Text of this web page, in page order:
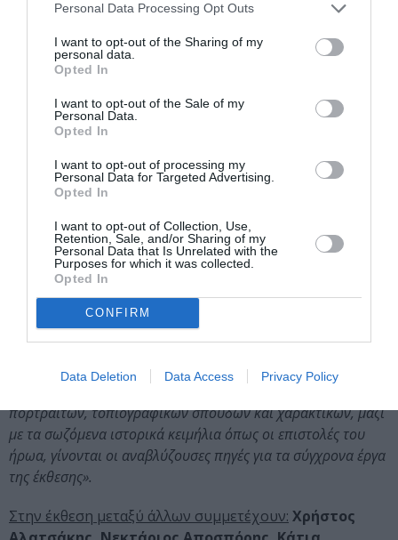
Personal Data Processing Opt Outs
I want to opt-out of the Sharing of my
personal data.
Opted In
I want to opt-out of the Sale of my
Personal Data.
Opted In
I want to opt-out of processing my
Personal Data for Targeted Advertising.
Opted In
I want to opt-out of Collection, Use,
Retention, Sale, and/or Sharing of my
Personal Data that Is Unrelated with the
Purposes for which it was collected.
Opted In
CONFIRM
Data Deletion Data Access Privacy Policy
ανιδιοτελής του υπόσταση, εικονοποιούνται ως πολύτιμα
θραύσματα με τη βοήθεια πρωτογενών ιστορικών πηγών,
τοπικών γεωγραφικών στοιχείων και μουσειακών κειμηλίων
και τρέπονται στην αναβλύζουσα πρώτη ύλη της έκθεσης
που επιβεβαιώνει την προτροπή του Στρατηγού
Μακρυγιάννη: «Είμαστε στο Εμείς». Χωρίς συλλογικές θυσίες
και ανδραγαθήματα, χωρίς άγνωστους και αζωγράφιστους
ήρωες που πολέμησαν δίπλα στους πλέον
απαθανατισμένους και προβεβλημένους, η Ελευθερία των
«Η σκιαγράφηση του προσώπου και της δράσης του
Χατζηγιάννη μέσα από πρωτογενείς πηγές αλλά και με την
οπτική ενεργοποίηση του ιστορικού γεωγραφικού τοπίου
που σηματοδότησε την εν λόγω δράση, οι πλαστικές και
εννοιολογικές λεπτομέρειες των ανθρώπων, των ηρώων,
των φορεσιών και της τοπιογραφίας της εποχής, έτσι όπως
πορτραίτων, τοπιογραφικών σπουδών και χαρακτικών, μαζί
με τα σωζόμενα ιστορικά κειμήλια όπως οι επιστολές του
ήρωα, γίνονται οι αναβλύζουσες πηγές για τα σύγχρονα έργα
της έκθεσης».
Στην έκθεση μεταξύ άλλων συμμετέχουν: Χρήστος